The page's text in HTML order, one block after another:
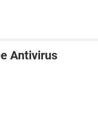
Antivirus